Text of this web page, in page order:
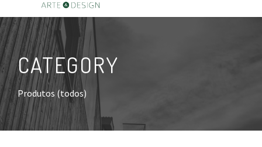
CATEGORY
Produtos (todos)